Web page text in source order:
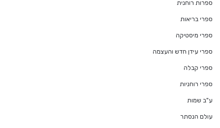
ספרות רוחנית
ספרי בריאות
ספרי מיסטיקה
ספרי עידן חדש והעצמה
ספרי קבלה
ספרי רוחניות
ע"ב שמות
עולם הנסתר